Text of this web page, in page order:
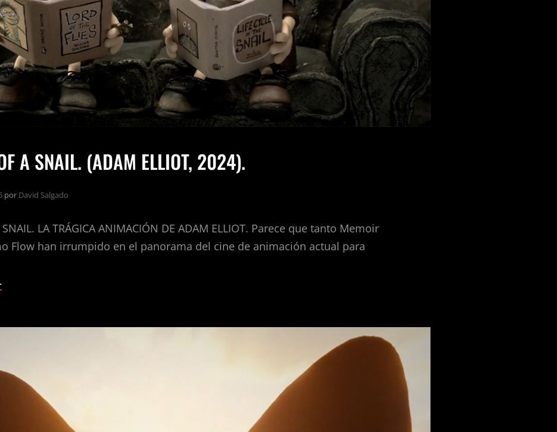
A SNAIL. (ADAM ELLIOT, 2024).
por David Salgado
SNAIL. LA TRÁGICA ANIMACIÓN DE ADAM ELLIOT. Parece que tanto Memoir
Flow han irrumpido en el panorama del cine de animación actual para
SNAIL.
2024).